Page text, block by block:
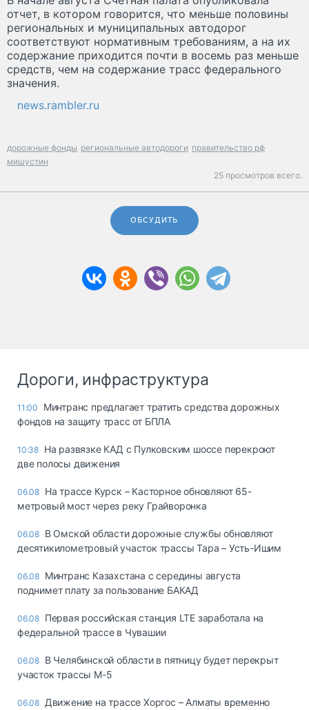
отчет, в котором говорится, что меньше половины
региональных и муниципальных автодорог
соответствуют нормативным требованиям, а на их
содержание приходится почти в восемь раз меньше
средств, чем на содержание трасс федерального
значения.
news.rambler.ru
дорожные фонды региональные автодороги правительство рф
мишустин
25 просмотров всего.
ОБСУДИТЬ
Дороги, инфраструктура
11:00
Минтранс предлагает тратить средства дорожных
фондов на защиту трасс от БПЛА
10:38 На развязке КАД с Пулковским шоссе перекроют
две полосы движения
06.08 На трассе Курск – Касторное обновляют 65-
метровый мост через реку Грайворонка
06.08 В Омской области дорожные службы обновляют
десятикилометровый участок трассы Тара – Усть-Ишим
06.08 Минтранс Казахстана с середины августа
поднимет плату за пользование БАКАД
06.08 Первая российская станция LTE заработала на
федеральной трассе в Чувашии
06.08 В Челябинской области в пятницу будет перекрыт
участок трассы М-5
06.08 Движение на трассе Хоргос – Алматы временно